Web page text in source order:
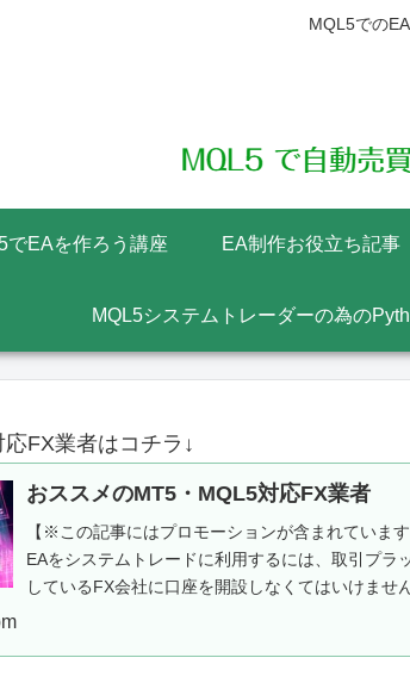
MQL5での
でEAを作ろう講座 EA制作お役立ち記事
MQL5システムトレーダーの為の
FX業者はコチラ↓
おススメのMT5・MQL5対応FX業者
【※この記事にはプロモーションが含まれていま
EAをシステムトレードに利用するには、取引プラ
しているFX会社に口座を開設しなくてはいけませ